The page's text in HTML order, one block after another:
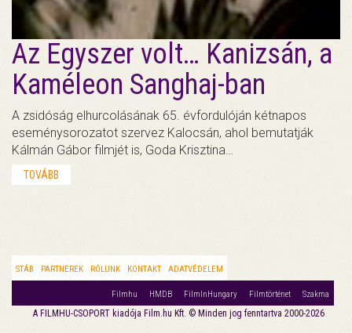
Az Egyszer volt… Kanizsán, a
Kaméleon Sanghaj-ban
A zsidóság elhurcolásának 65. évfordulóján kétnapos
eseménysorozatot szervez Kalocsán, ahol bemutatják
Kálmán Gábor filmjét is, Goda Krisztina…
TOVÁBB
STÁB PARTNEREK RÓLUNK KONTAKT ADATVÉDELEM
Filmhu HMDB FilmInHungary Filmtörténet Szakma
A FILMHU-CSOPORT kiadója Film.hu Kft. © Minden jog fenntartva 2000-2026